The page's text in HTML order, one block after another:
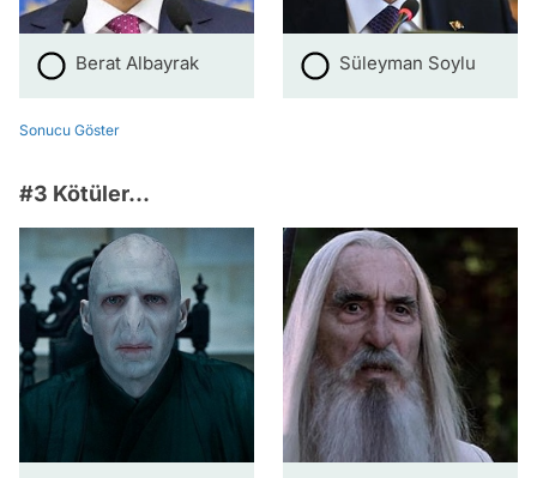
Berat Albayrak Süleyman Soylu
Sonucu Göster
#3 Kötüler...